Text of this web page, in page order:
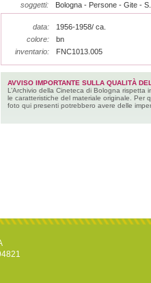
soggetti: Bologna - Persone - Gite -
data:
1956-1958/ ca.
colore:
bn
inventario:
FNC1013.005
AVVISO IMPORTANTE SULLA QUALITÀ
L’Archivio della Cineteca di Bologna rispetta
le caratteristiche del materiale originale. Per
foto qui presenti potrebbero avere delle